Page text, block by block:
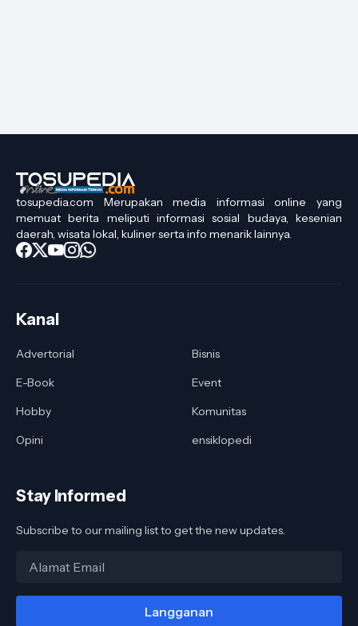
tosupedia.com Merupakan media informasi online yang
memuat berita meliputi informasi sosial budaya, kesenian
daerah, wisata lokal, kuliner serta info menarik lainnya.
Kanal
Advertorial
Bisnis
E-Book
Event
Hobby
Komunitas
Opini
ensiklopedi
Stay Informed
Subscribe to our mailing list to get the new updates.